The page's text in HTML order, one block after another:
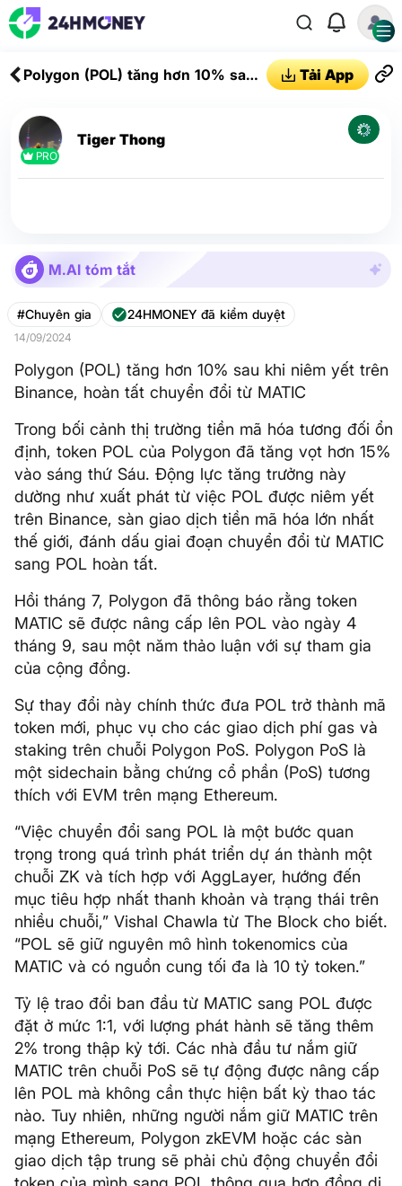
Polygon (POL) tăng hơn 10% sau
chuyển đổi từ MATIC
Tải App
PRO
Tiger Thong
M.AI tóm tắt
#Chuyên gia 24HMONEY đã kiểm duyệt
14/09/2024
Polygon (POL) tăng hơn 10% sau khi niêm yết trên
Binance, hoàn tất chuyển đổi từ MATIC
Trong bối cảnh thị trường tiền mã hóa tương đối ổn
định, token POL của Polygon đã tăng vọt hơn 15%
vào sáng thứ Sáu. Động lực tăng trưởng này
dường như xuất phát từ việc POL được niêm yết
trên Binance, sàn giao dịch tiền mã hóa lớn nhất
thế giới, đánh dấu giai đoạn chuyển đổi từ MATIC
sang POL hoàn tất.
Hồi tháng 7, Polygon đã thông báo rằng token
MATIC sẽ được nâng cấp lên POL vào ngày 4
tháng 9, sau một năm thảo luận với sự tham gia
của cộng đồng.
Sự thay đổi này chính thức đưa POL trở thành mã
token mới, phục vụ cho các giao dịch phí gas và
staking trên chuỗi Polygon PoS. Polygon PoS là
một sidechain bằng chứng cổ phần (PoS) tương
thích với EVM trên mạng Ethereum.
“Việc chuyển đổi sang POL là một bước quan
trọng trong quá trình phát triển dự án thành một
chuỗi ZK và tích hợp với AggLayer, hướng đến
mục tiêu hợp nhất thanh khoản và trạng thái trên
nhiều chuỗi,” Vishal Chawla từ The Block cho biết.
“POL sẽ giữ nguyên mô hình tokenomics của
MATIC và có nguồn cung tối đa là 10 tỷ token.”
Tỷ lệ trao đổi ban đầu từ MATIC sang POL được
đặt ở mức 1:1, với lượng phát hành sẽ tăng thêm
2% trong thập kỷ tới. Các nhà đầu tư nắm giữ
MATIC trên chuỗi PoS sẽ tự động được nâng cấp
lên POL mà không cần thực hiện bất kỳ thao tác
nào. Tuy nhiên, những người nắm giữ MATIC trên
mạng Ethereum, Polygon zkEVM hoặc các sàn
giao dịch tập trung sẽ phải chủ động chuyển đổi